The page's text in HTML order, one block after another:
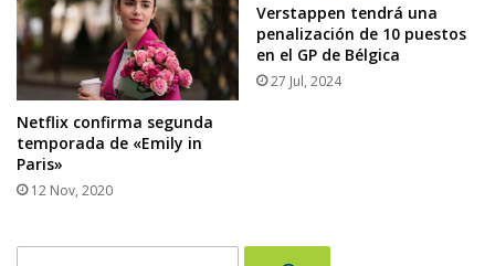
Netflix confirma segunda
temporada de «Emily in
Paris»
12 Nov, 2020
Verstappen tendrá una
penalización de 10 puestos
en el GP de Bélgica
27 Jul, 2024